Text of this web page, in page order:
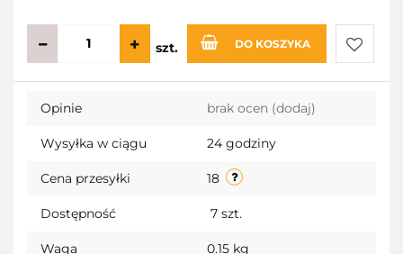
szt. DO KOSZYKA
Do
Opinie brak ocen (dodaj)
Wysyłka w ciągu 24 godziny
Cena przesyłki 18
Dostępność 7 szt.
Waga 0.15 kg